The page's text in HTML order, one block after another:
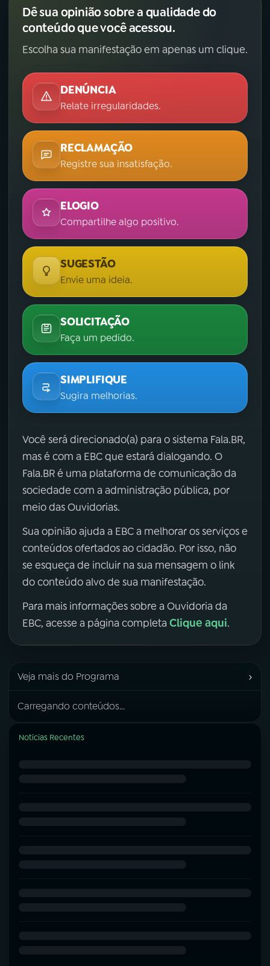
Dê sua opinião sobre a qualidade do
conteúdo que você acessou.
Escolha sua manifestação em apenas um clique.
DENÚNCIA
Relate irregularidades.
RECLAMAÇÃO
Registre sua insatisfação.
ELOGIO
Compartilhe algo positivo.
SUGESTÃO
Envie uma ideia.
SOLICITAÇÃO
Faça um pedido.
SIMPLIFIQUE
Sugira melhorias.
Você será direcionado(a) para o sistema Fala.BR,
mas é com a EBC que estará dialogando. O
Fala.BR é uma plataforma de comunicação da
sociedade com a administração pública, por
meio das Ouvidorias.
Sua opinião ajuda a EBC a melhorar os serviços e
conteúdos ofertados ao cidadão. Por isso, não
se esqueça de incluir na sua mensagem o link
do conteúdo alvo de sua manifestação.
Para mais informações sobre a Ouvidoria da
EBC, acesse a página completa Clique aqui.
Veja mais do Programa ›
Carregando conteúdos...
Notícias Recentes